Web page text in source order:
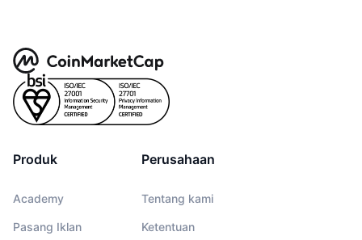
Produk
Academy
Pasang Iklan
Perusahaan
Tentang kami
Ketentuan